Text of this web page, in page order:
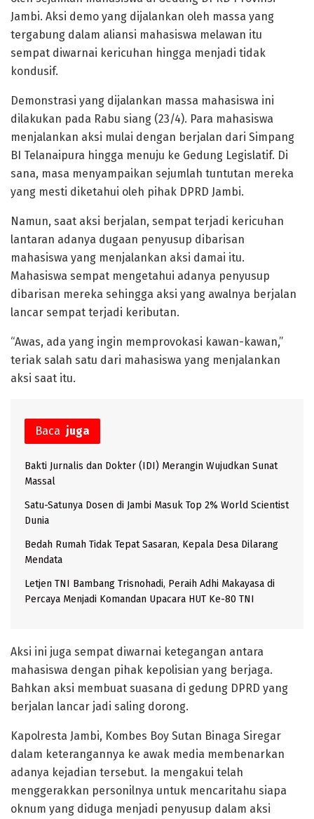
Jambi. Aksi demo yang dijalankan oleh massa yang
tergabung dalam aliansi mahasiswa melawan itu
sempat diwarnai kericuhan hingga menjadi tidak
kondusif.
Demonstrasi yang dijalankan massa mahasiswa ini
dilakukan pada Rabu siang (23/4). Para mahasiswa
menjalankan aksi mulai dengan berjalan dari Simpang
BI Telanaipura hingga menuju ke Gedung Legislatif. Di
sana, masa menyampaikan sejumlah tuntutan mereka
yang mesti diketahui oleh pihak DPRD Jambi.
Namun, saat aksi berjalan, sempat terjadi kericuhan
lantaran adanya dugaan penyusup dibarisan
mahasiswa yang menjalankan aksi damai itu.
Mahasiswa sempat mengetahui adanya penyusup
dibarisan mereka sehingga aksi yang awalnya berjalan
lancar sempat terjadi keributan.
“Awas, ada yang ingin memprovokasi kawan-kawan,”
teriak salah satu dari mahasiswa yang menjalankan
aksi saat itu.
Baca juga
Bakti Jurnalis dan Dokter (IDI) Merangin Wujudkan Sunat
Massal
Satu-Satunya Dosen di Jambi Masuk Top 2% World Scientist
Dunia
Bedah Rumah Tidak Tepat Sasaran, Kepala Desa Dilarang
Mendata
Letjen TNI Bambang Trisnohadi, Peraih Adhi Makayasa di
Percaya Menjadi Komandan Upacara HUT Ke-80 TNI
Aksi ini juga sempat diwarnai ketegangan antara
mahasiswa dengan pihak kepolisian yang berjaga.
Bahkan aksi membuat suasana di gedung DPRD yang
berjalan lancar jadi saling dorong.
Kapolresta Jambi, Kombes Boy Sutan Binaga Siregar
dalam keterangannya ke awak media membenarkan
adanya kejadian tersebut. Ia mengakui telah
menggerakkan personilnya untuk mencaritahu siapa
oknum yang diduga menjadi penyusup dalam aksi